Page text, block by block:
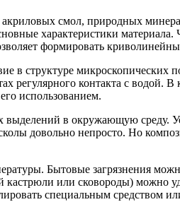
смол, природных
характеристики материала.
формировать
в структуре микроскопических
регулярного контакта с водой.
использованием.
в окружающую среду.
довольно непросто. Но
Бытовые загрязнения
или сковороды) можно
специальным средством